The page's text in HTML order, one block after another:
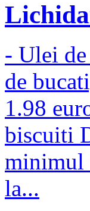
- Ulei
de
1.98
biscuiti
minimul
la...